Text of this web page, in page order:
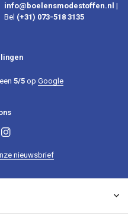
info@boelensmodestoffen.nl |
Bel (+31) 073-518 3135
5/5op Google
nieuwsbrief